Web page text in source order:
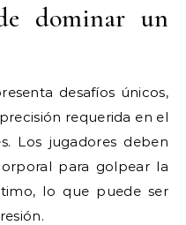
dominar un
desafíos únicos,
requerida en el
Los jugadores deben
para golpear la
lo que puede ser